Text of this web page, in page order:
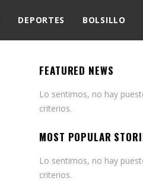
DEPORTES BOLSILLO
FEATURED NEWS
Lo sentimos, no hay
criterios.
MOST POPULAR
Lo sentimos, no hay
criterios.